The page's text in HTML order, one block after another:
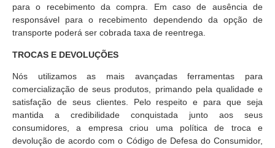
para o recebimento da compra. Em caso de ausência de
responsável para o recebimento dependendo da opção de
transporte poderá ser cobrada taxa de reentrega.
TROCAS E DEVOLUÇÕES
Nós utilizamos as mais avançadas ferramentas para
comercialização de seus produtos, primando pela qualidade e
satisfação de seus clientes. Pelo respeito e para que seja
mantida a credibilidade conquistada junto aos seus
consumidores, a empresa criou uma política de troca e
devolução de acordo com o Código de Defesa do Consumidor,